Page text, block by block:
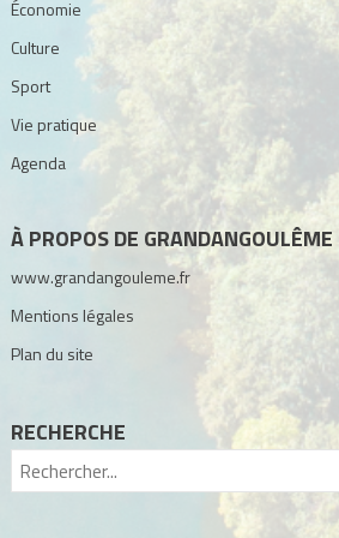
Économie
Culture
Sport
Vie pratique
Agenda
À PROPOS DE GRANDANGOULÊME
www.grandangouleme.fr
Mentions légales
Plan du site
RECHERCHE